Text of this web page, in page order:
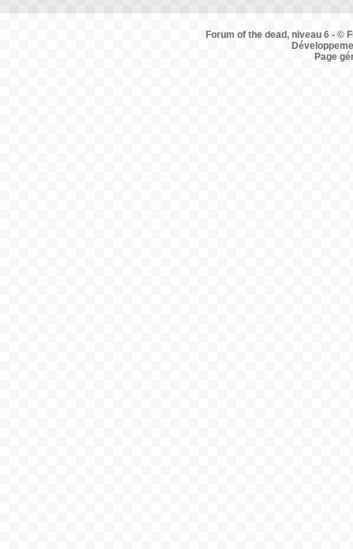
Forum of the dead, niveau 6 - ©
Page